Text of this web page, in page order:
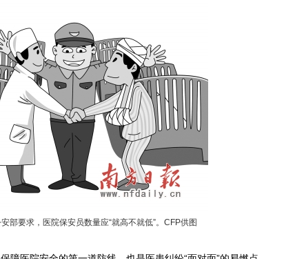
部要求，医院保安员数量应“就高不就低”。CFP供图